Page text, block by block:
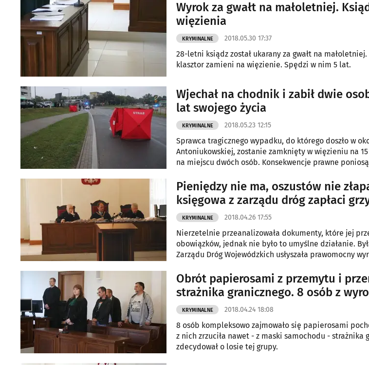
Wyrok za gwałt na małoletniej.
więzienia
KRYMINALNE 2018.05.30 17:37
28-letni ksiądz został ukarany za gwałt na
klasztor zamieni na więzienie. Spędzi w nim 5 lat.
Wjechał na chodnik i zabił dwie
lat swojego życia
KRYMINALNE 2018.05.23 12:15
Sprawca tragicznego wypadku, do którego doszło w
Antoniukowskiej, zostanie zamknięty w więzieniu na
na miejscu dwóch osób. Konsekwencje prawne
Pieniędzy nie ma, oszustów nie
księgowa z zarządu dróg zapłaci
KRYMINALNE 2018.04.26 17:55
Nierzetelnie przeanalizowała dokumenty, które jej
obowiązków, jednak nie było to umyślne działanie.
Zarządu Dróg Wojewódzkich usłyszała prawomocny
Obrót papierosami z przemytu i
strażnika granicznego. 8 osób z
KRYMINALNE 2018.04.24 18:08
8 osób kompleksowo zajmowało się papierosami
z nich zrzuciła nawet - z maski samochodu - strażnika
zdecydował o losie tej grupy.